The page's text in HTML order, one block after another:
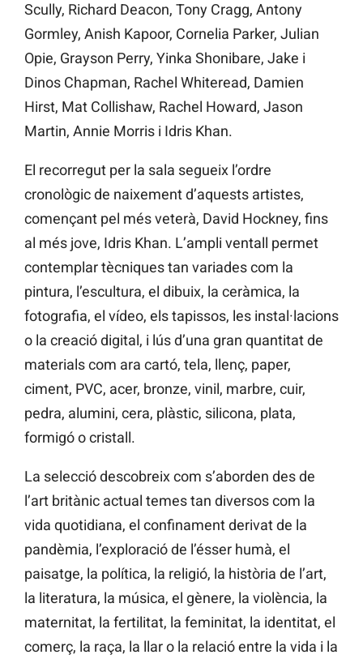
Scully, Richard Deacon, Tony Cragg, Antony
Gormley, Anish Kapoor, Cornelia Parker, Julian
Opie, Grayson Perry, Yinka Shonibare, Jake i
Dinos Chapman, Rachel Whiteread, Damien
Hirst, Mat Collishaw, Rachel Howard, Jason
Martin, Annie Morris i Idris Khan.
El recorregut per la sala segueix l’ordre
cronològic de naixement d’aquests artistes,
començant pel més veterà, David Hockney, fins
al més jove, Idris Khan. L’ampli ventall permet
contemplar tècniques tan variades com la
pintura, l’escultura, el dibuix, la ceràmica, la
fotografia, el vídeo, els tapissos, les instal·lacions
o la creació digital, i lús d’una gran quantitat de
materials com ara cartó, tela, llenç, paper,
ciment, PVC, acer, bronze, vinil, marbre, cuir,
pedra, alumini, cera, plàstic, silicona, plata,
formigó o cristall.
La selecció descobreix com s’aborden des de
l’art britànic actual temes tan diversos com la
vida quotidiana, el confinament derivat de la
pandèmia, l’exploració de l’ésser humà, el
paisatge, la política, la religió, la història de l’art,
la literatura, la música, el gènere, la violència, la
maternitat, la fertilitat, la feminitat, la identitat, el
comerç, la raça, la llar o la relació entre la vida i la